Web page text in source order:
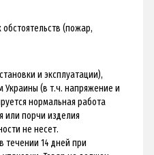
(пожар,
и эксплуатации),
Украины (в т.ч. напряжение и
нормальная работа
или порчи изделия
не несет.
течении 14 дней при